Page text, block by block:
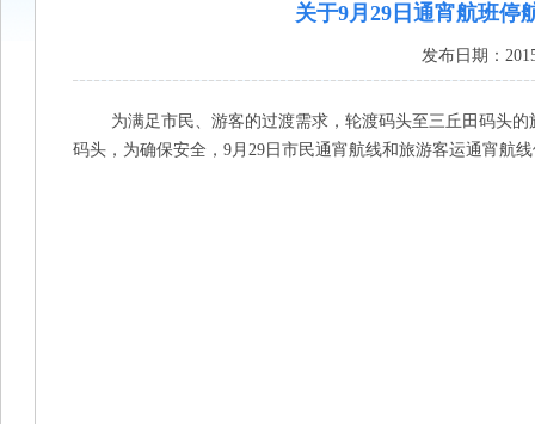
关于9月29日通宵航班停
发布日期：
为满足市民、游客的过渡需求，轮渡码头至三丘田码头的
码头，为确保安全，9月29日市民通宵航线和旅游客运通宵航